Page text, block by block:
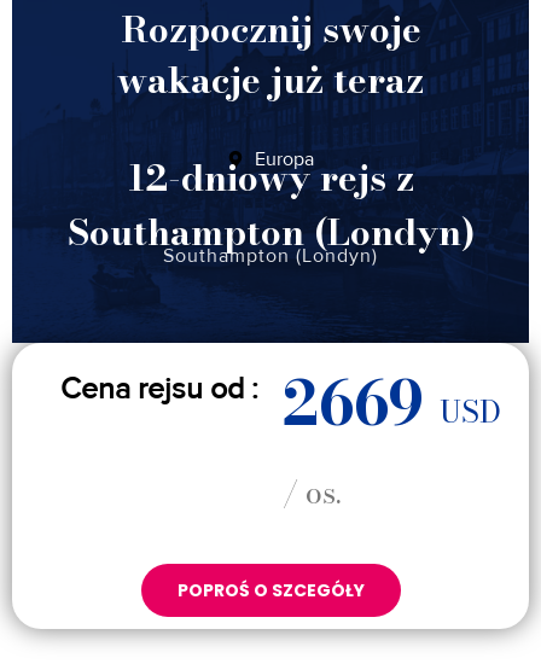
Rozpocznij swoje
wakacje już teraz
Europa
12-dniowy rejs z
Southampton (Londyn)
Southampton (Londyn)
Cena rejsu od : 2669 USD
/ os.
POPROŚ O SZCEGÓŁY